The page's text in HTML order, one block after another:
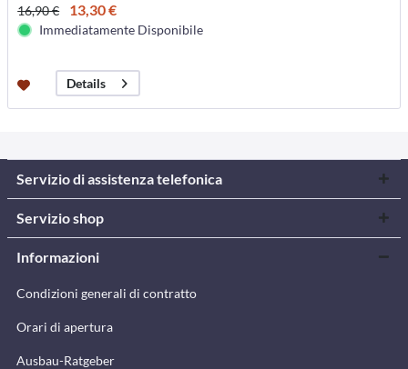
16,90 € 13,30 €
Immediatamente Disponibile
Details
Servizio di assistenza telefonica
Servizio shop
Informazioni
Condizioni generali di contratto
Orari di apertura
Ausbau-Ratgeber